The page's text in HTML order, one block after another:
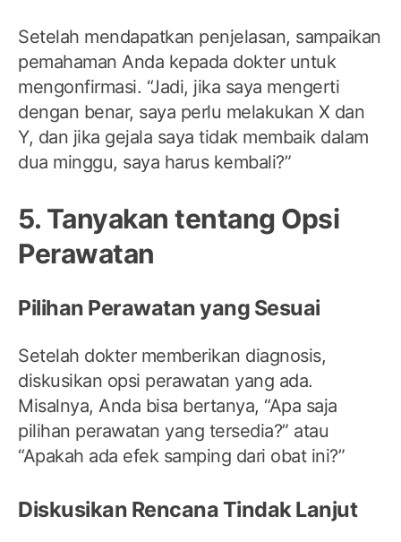
Setelah mendapatkan penjelasan, sampaikan
pemahaman Anda kepada dokter untuk
mengonfirmasi. “Jadi, jika saya mengerti
dengan benar, saya perlu melakukan X dan
Y, dan jika gejala saya tidak membaik dalam
dua minggu, saya harus kembali?”
5. Tanyakan tentang Opsi
Perawatan
Pilihan Perawatan yang Sesuai
Setelah dokter memberikan diagnosis,
diskusikan opsi perawatan yang ada.
Misalnya, Anda bisa bertanya, “Apa saja
pilihan perawatan yang tersedia?” atau
“Apakah ada efek samping dari obat ini?”
Diskusikan Rencana Tindak Lanjut